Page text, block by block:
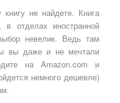
не найдете. Книга
в отделах иностранной
невелик. Ведь там
вы даже и не мечтали
на Amazon.com и
немного дешевле)